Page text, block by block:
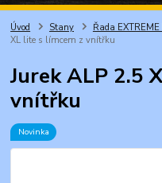
Úvod Stany Řada
XL lite s límcem z vnítřku
Jurek ALP 2.5
vnítřku
Novinka